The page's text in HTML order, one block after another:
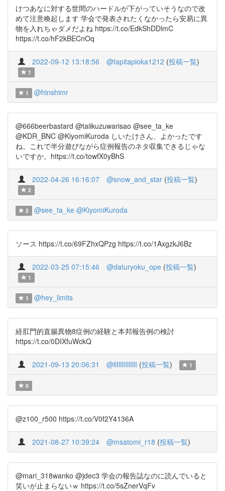
けつあなに対する世間のハードルが下がっていそうなので改
めて注意喚起します 学会で発表されたくなかったら安易に異
物を入れちゃダメだよね https://t.co/EdkShDDlmC
https://t.co/hF2kBECnOq
2022-09-12 13:18:56 @tapitapioka1212 (投稿一覧)
1
1 @hinshimr
@666beerbastard @taiikuzuwarisao @see_ta_ke
@KDR_BNC @KiyomiKuroda しいたけさん、よかったです
ね。これで半分遊びながら症例報告のネタ収集できるじゃな
いですか。https://t.co/towfX0yBhS
2022-04-26 16:16:07 @snow_and_star (投稿一覧)
2
2 @see_ta_ke @KiyomiKuroda
ソース https://t.co/69FZhxQPzg https://t.co/1AxgzkJ6Bz
2022-03-25 07:15:46 @daturyoku_ope (投稿一覧)
1
1 @hey_limits
経肛門的直腸異物8症例の経験と本邦報告例の検討
https://t.co/0DIXfuWckQ
2021-09-13 20:06:31 @llIlllIIllIllI (投稿一覧) 1
0
@z100_r500 https://t.co/V0f2Y4136A
2021-08-27 10:39:24 @msatomi_r18 (投稿一覧)
@mari_318wanko @jdec3 学会の報告誌なのに読んでいると
笑いが止まらないｗ https://t.co/5sZnerVqFv